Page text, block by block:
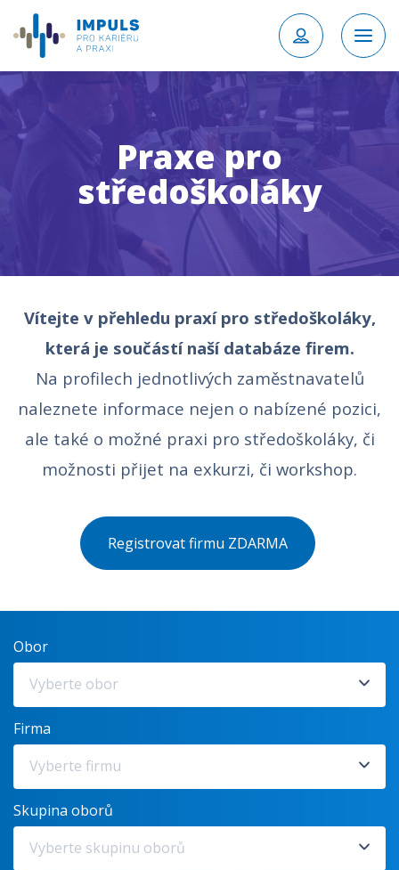
Praxe pro
středoškoláky
Vítejte v přehledu praxí pro středoškoláky,
která je součástí naší databáze firem.
Na profilech jednotlivých zaměstnavatelů
naleznete informace nejen o nabízené pozici,
ale také o možné praxi pro středoškoláky, či
možnosti přijet na exkurzi, či workshop.
Registrovat firmu ZDARMA
Obor
Vyberte obor
Firma
Vyberte firmu
Skupina oborů
Vyberte skupinu oborů